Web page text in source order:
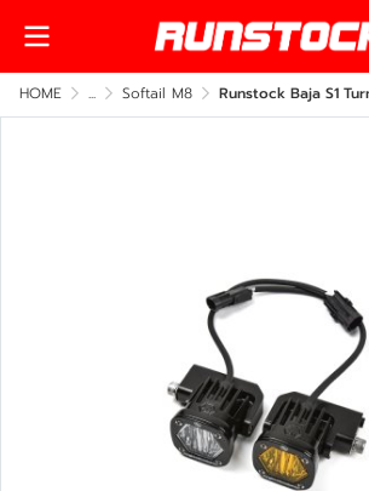
HOME ... Softail M8 Runstock Baja S1 Turn Signal Adapter – Harley-